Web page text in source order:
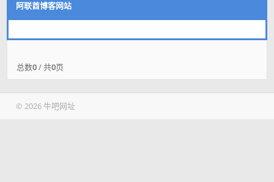
阿联酋博客网站
总数0/ 共0页
© 2026 牛吧网址